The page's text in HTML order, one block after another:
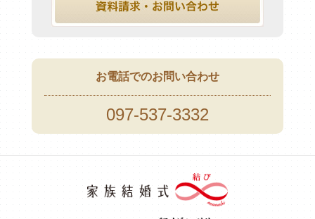
お電話でのお問い合わせ
097-537-3332